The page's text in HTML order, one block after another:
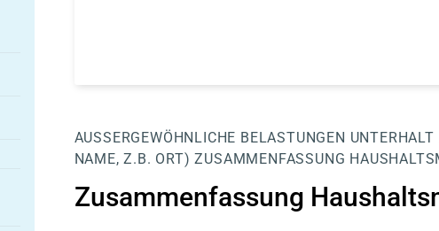
AUSSERGEWÖHNLICHE BELASTUNGEN UNTERHALT
NAME, Z.B. ORT) ZUSAMMENFASSUNG
Zusammenfassung